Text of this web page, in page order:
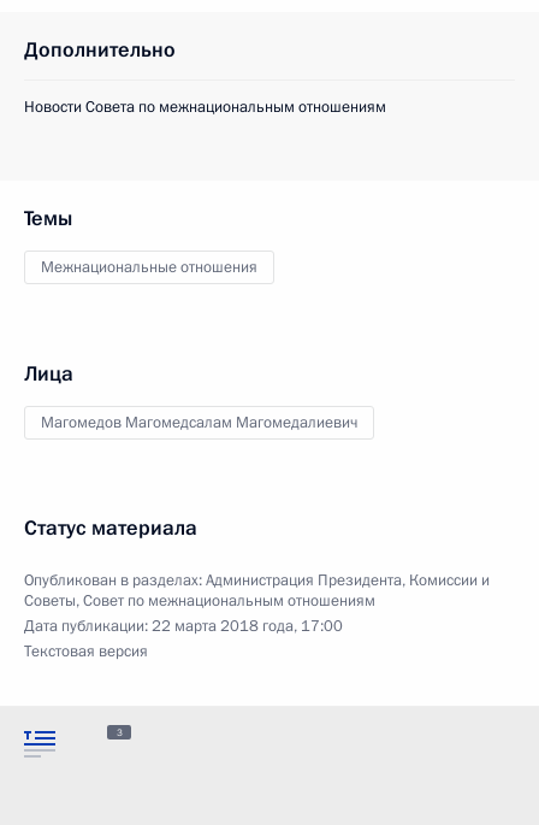
Дополнительно
Новости Совета по межнациональным отношениям
Темы
Межнациональные отношения
Лица
Магомедов Магомедсалам Магомедалиевич
Статус материала
Опубликован в разделах:Администрация Президента, Комиссии и
Советы,Совет по межнациональным отношениям
Дата публикации:22 марта 2018 года, 17:00
Текстовая версия
3